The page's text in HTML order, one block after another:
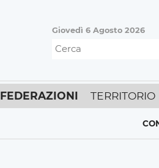
Giovedì 6 Agosto 2026
FEDERAZIONI TERRITORIO